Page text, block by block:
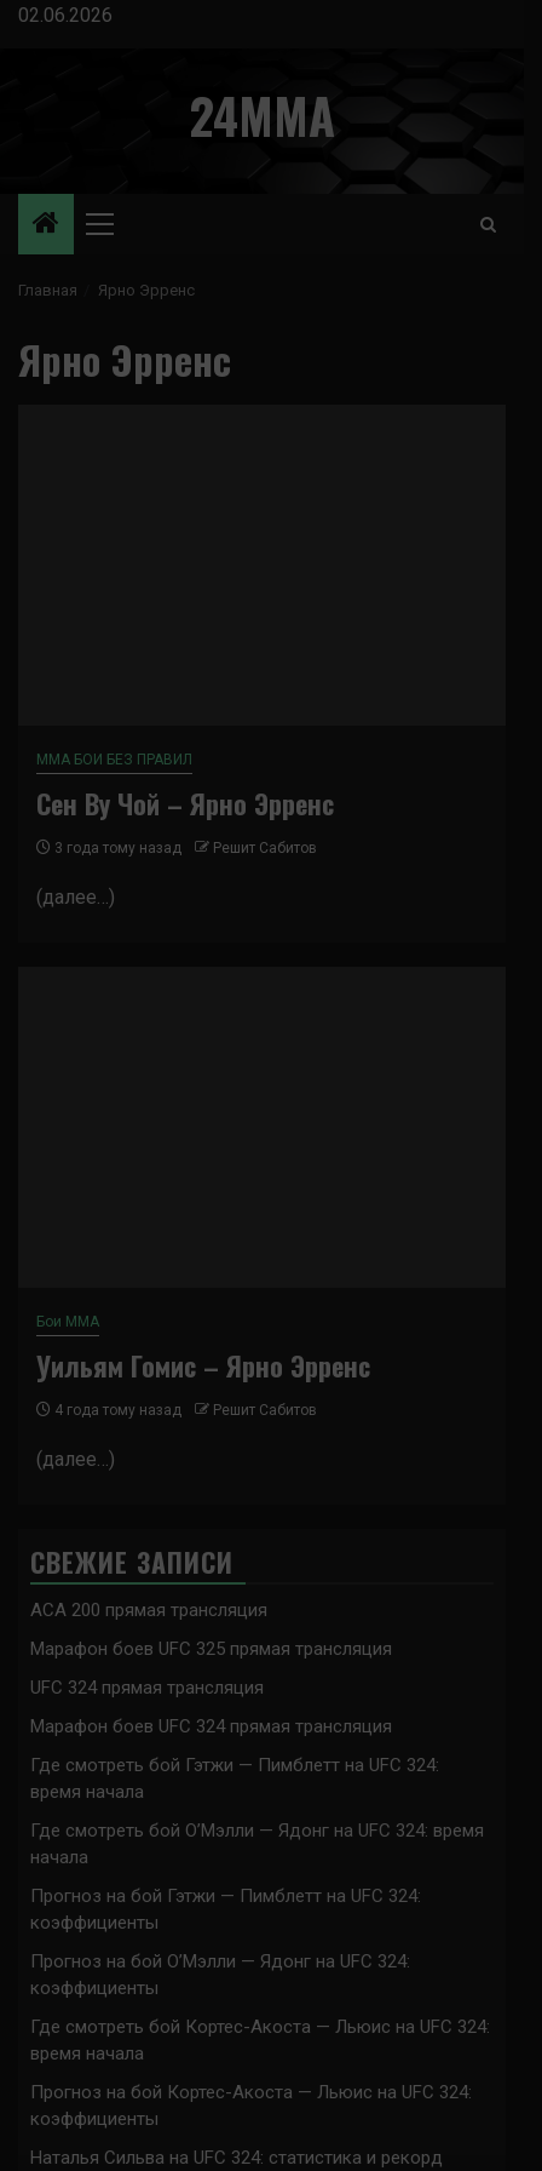
Перейти
02.06.2026
24MMA
Основное
Главная Ярно Эрренс
Ярно Эрренс
ММА БОИ БЕЗ ПРАВИЛ
Сен Ву Чой – Ярно Эрренс
3 года тому назад Решит Сабитов
(далее…)
Бои ММА
Уильям Гомис – Ярно Эрренс
4 года тому назад Решит Сабитов
(далее…)
СВЕЖИЕ ЗАПИСИ
ACA 200 прямая трансляция
Марафон боев UFC 325 прямая трансляция
UFC 324 прямая трансляция
Марафон боев UFC 324 прямая трансляция
Где смотреть бой Гэтжи — Пимблетт на UFC 324:
время начала
Где смотреть бой О’Мэлли — Ядонг на UFC 324: время
начала
Прогноз на бой Гэтжи — Пимблетт на UFC 324:
коэффициенты
Прогноз на бой О’Мэлли — Ядонг на UFC 324:
коэффициенты
Где смотреть бой Кортес-Акоста — Льюис на UFC 324:
время начала
Прогноз на бой Кортес-Акоста — Льюис на UFC 324:
коэффициенты
Наталья Сильва на UFC 324: статистика и рекорд